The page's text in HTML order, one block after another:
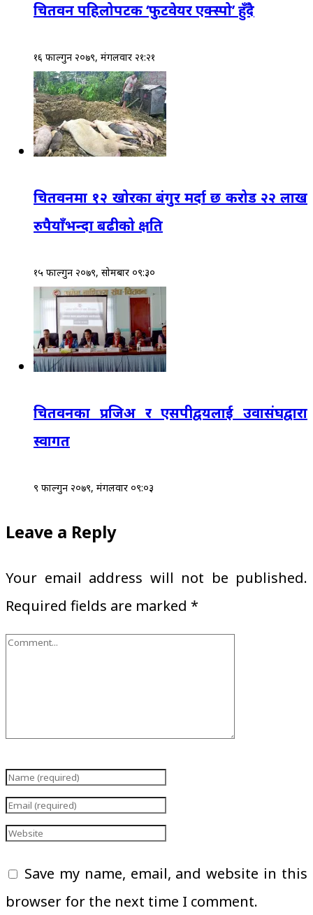
चितवन पहिलोपटक ‘फुटवेयर एक्स्पो’ हुँदै
१६ फाल्गुन २०७९, मंगलवार २१:२१
चितवनमा १२ खोरका बंगुर मर्दा छ करोड २२ लाख
रुपैयाँभन्दा बढीको क्षति
१५ फाल्गुन २०७९, सोमबार ०९:३०
चितवनका प्रजिअ र एसपीद्वयलाई उवासंघद्वारा
स्वागत
९ फाल्गुन २०७९, मंगलवार ०९:०३
Leave a Reply
Your email address will not be published.
Required fields are marked *
Save my name, email, and website in this
browser for the next time I comment.